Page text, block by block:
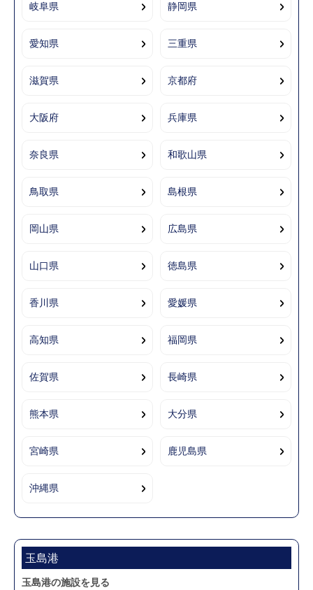
岐阜県 静岡県
愛知県 三重県
滋賀県 京都府
大阪府 兵庫県
奈良県 和歌山県
鳥取県 島根県
岡山県 広島県
山口県 徳島県
香川県 愛媛県
高知県 福岡県
佐賀県 長崎県
熊本県 大分県
宮崎県 鹿児島県
沖縄県
玉島港
玉島港の施設を見る